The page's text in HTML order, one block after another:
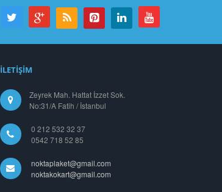
İLETİŞİM
Zeyrek Mah. Hattat İzzet Sok.
No:31/A Fatih / İstanbul
0 212 532 32 37
0542 718 52 85
noktaplaket@gmail.com
noktakokart@gmail.com